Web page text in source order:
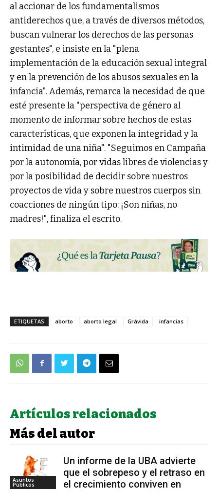
al accionar de los fundamentalismos
antiderechos que, a través de diversos métodos,
buscan vulnerar los derechos de las personas
gestantes", e insiste en la "plena
implementación de la educación sexual integral
y en la prevención de los abusos sexuales en la
infancia". Además, remarca la necesidad de que
esté presente la "perspectiva de género al
momento de informar sobre hechos de estas
características, que exponen la integridad y la
intimidad de una niña". "Seguimos en Campaña
por la autonomía, por vidas libres de violencias y
por la posibilidad de decidir sobre nuestros
proyectos de vida y sobre nuestros cuerpos sin
coacciones de ningún tipo: ¡Son niñas, no
madres!", finaliza el escrito.
ETIQUETAS aborto aborto legal Grávida infancias
Artículos relacionados
Más del autor
Asuntos
Públicos
Un informe de la UBA advierte
que el sobrepeso y el retraso en
el crecimiento conviven en